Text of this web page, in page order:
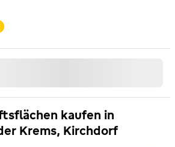
kaufen in
Krems, Kirchdorf